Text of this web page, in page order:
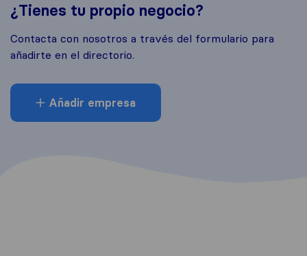
¿Tienes tu propio negocio?
Contacta con nosotros a través del formulario para
añadirte en el directorio.
Añadir empresa